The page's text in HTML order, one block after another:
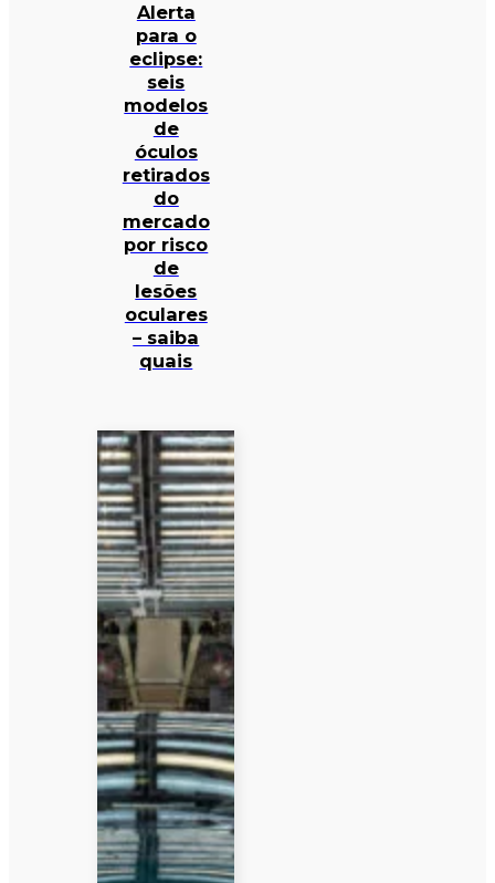
Alerta
para o
eclipse:
seis
modelos
de
óculos
retirados
do
mercado
por risco
de
lesões
oculares
– saiba
quais